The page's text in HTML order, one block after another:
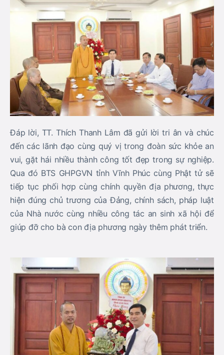
Đáp lời, TT. Thích Thanh Lâm đã gửi lời tri ân và chúc
đến các lãnh đạo cùng quý vị trong đoàn sức khỏe an
vui, gặt hái nhiều thành công tốt đẹp trong sự nghiệp.
Qua đó BTS GHPGVN tỉnh Vĩnh Phúc cùng Phật tử sẽ
tiếp tục phối hợp cùng chính quyền địa phương, thực
hiện đúng chủ trương của Đảng, chính sách, pháp luật
của Nhà nước cùng nhiều công tác an sinh xã hội để
giúp đỡ cho bà con địa phương ngày thêm phát triển.